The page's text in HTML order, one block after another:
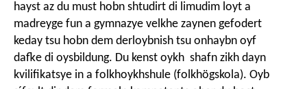
hayst az du must hobn shtudirt di limudim loyt a
madreyge fun a gymnazye velkhe zaynen gefodert
keday tsu hobn dem derloybnish tsu onhaybn oyf
dafke di oysbildung. Du kenst oykh shafn zikh dayn
kvilifikatsye in a folkhoykhshule (folkhögskola). Oyb